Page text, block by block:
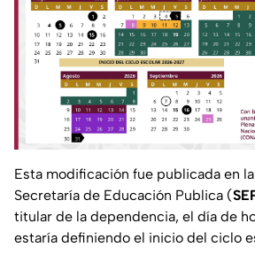
Esta modificación fue publicada en
Secretaría de Educación Publica (
titular de la dependencia, el día de
estaría definiendo el inicio del ciclo